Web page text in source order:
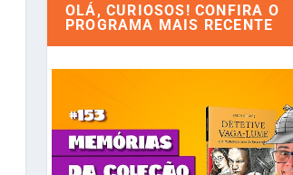
OLÁ, CURIOSOS! CONFIRA O
PROGRAMA MAIS RECENTE